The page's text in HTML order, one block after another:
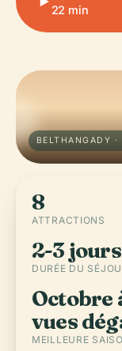
22 min
BELTHANGADY ·
8
ATTRACTIONS
2-3 jours
DURÉE DU
Octobre
vues
MEILLEURE